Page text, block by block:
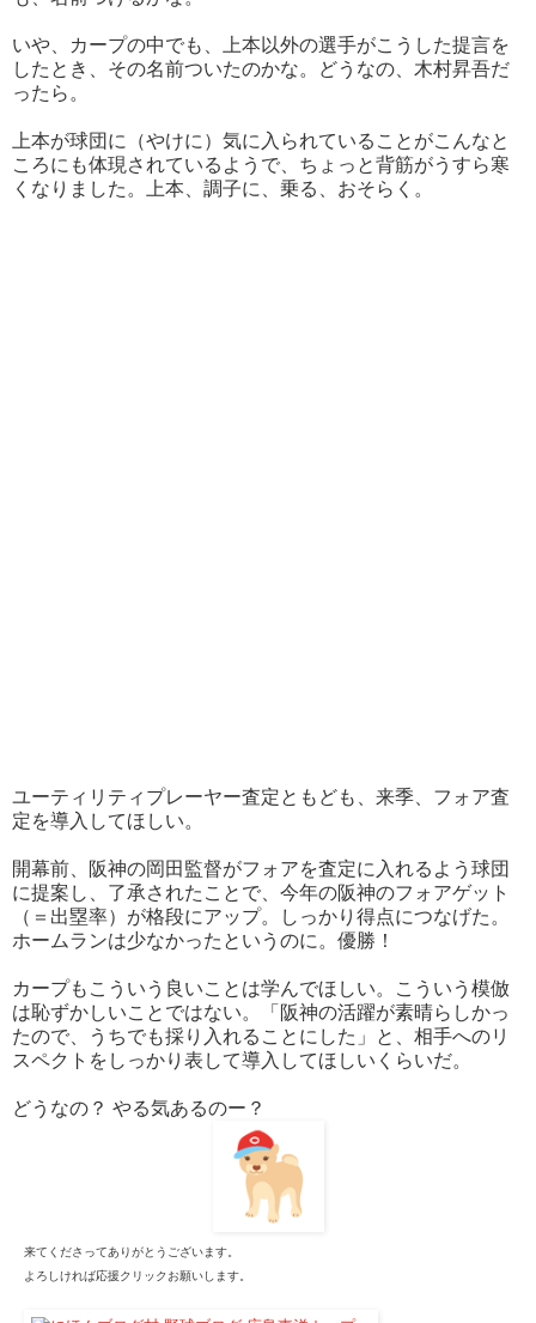
いや、カープの中でも、上本以外の選手がこうした提言を
したとき、その名前ついたのかな。どうなの、木村昇吾だ
ったら。
上本が球団に（やけに）気に入られていることがこんなと
ころにも体現されているようで、ちょっと背筋がうすら寒
くなりました。上本、調子に、乗る、おそらく。
ユーティリティプレーヤー査定ともども、来季、フォア査
定を導入してほしい。
開幕前、阪神の岡田監督がフォアを査定に入れるよう球団
に提案し、了承されたことで、今年の阪神のフォアゲット
（＝出塁率）が格段にアップ。しっかり得点につなげた。
ホームランは少なかったというのに。優勝！
カープもこういう良いことは学んでほしい。こういう模倣
は恥ずかしいことではない。「阪神の活躍が素晴らしかっ
たので、うちでも採り入れることにした」と、相手へのリ
スペクトをしっかり表して導入してほしいくらいだ。
どうなの？ やる気あるのー？
来てくださってありがとうございます。
よろしければ応援クリックお願いします。